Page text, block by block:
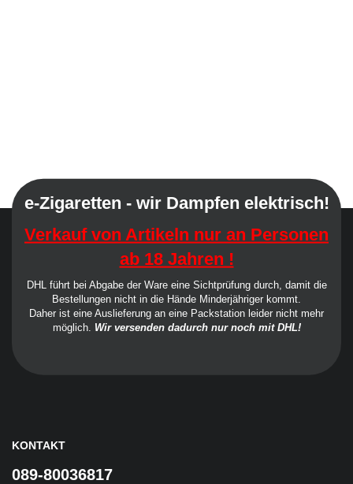
e-Zigaretten - wir Dampfen elektrisch!
Verkauf von Artikeln nur an Personen
ab 18 Jahren !
DHL führt bei Abgabe der Ware eine Sichtprüfung durch, damit die
Bestellungen nicht in die Hände Minderjähriger kommt.
Daher ist eine Auslieferung an eine Packstation leider nicht mehr
möglich. Wir versenden dadurch nur noch mit DHL!
KONTAKT
089-80036817